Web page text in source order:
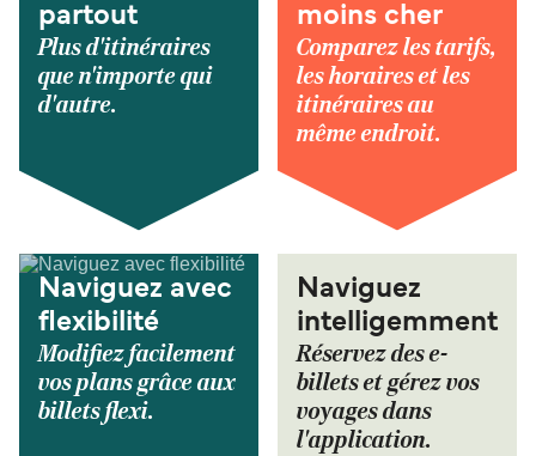
partout
Plus d'itinéraires
que n'importe qui
d'autre.
moins cher
Comparez les tarifs,
les horaires et les
itinéraires au
même endroit.
Naviguez avec
flexibilité
Modifiez facilement
vos plans grâce aux
billets flexi.
Naviguez
intelligemment
Réservez des e-
billets et gérez vos
voyages dans
l'application.